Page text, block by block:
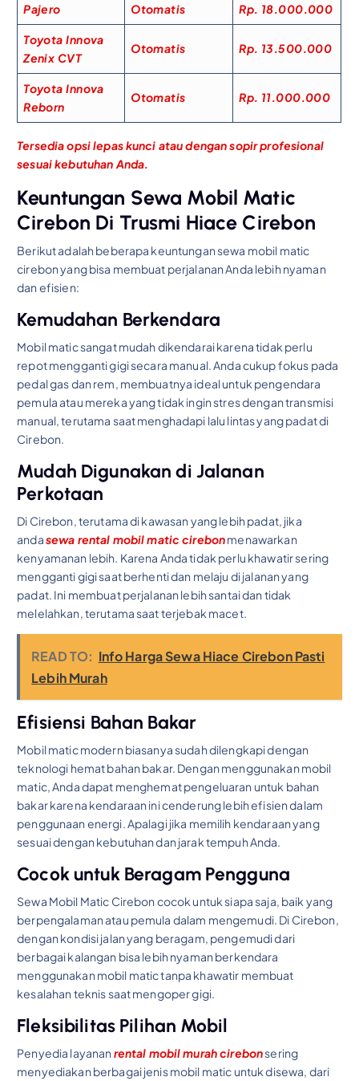
Pajero Otomatis Rp. 18.000.000
Toyota Innova
Zenix CVT
Otomatis Rp. 13.500.000
Toyota Innova
Reborn
Otomatis Rp. 11.000.000
Tersedia opsi lepas kunci atau dengan sopir profesional
sesuai kebutuhan Anda.
Keuntungan Sewa Mobil Matic
Cirebon Di Trusmi Hiace Cirebon
Berikut adalah beberapa keuntungan sewa mobil matic
cirebon yang bisa membuat perjalanan Anda lebih nyaman
dan efisien:
Kemudahan Berkendara
Mobil matic sangat mudah dikendarai karena tidak perlu
repot mengganti gigi secara manual. Anda cukup fokus pada
pedal gas dan rem, membuatnya ideal untuk pengendara
pemula atau mereka yang tidak ingin stres dengan transmisi
manual, terutama saat menghadapi lalu lintas yang padat di
Cirebon.
Mudah Digunakan di Jalanan
Perkotaan
Di Cirebon, terutama di kawasan yang lebih padat, jika
andasewa rental mobil matic cirebonmenawarkan
kenyamanan lebih. Karena Anda tidak perlu khawatir sering
mengganti gigi saat berhenti dan melaju di jalanan yang
padat. Ini membuat perjalanan lebih santai dan tidak
melelahkan, terutama saat terjebak macet.
READ TO: Info Harga Sewa Hiace Cirebon Pasti
Lebih Murah
Efisiensi Bahan Bakar
Mobil matic modern biasanya sudah dilengkapi dengan
teknologi hemat bahan bakar. Dengan menggunakan mobil
matic, Anda dapat menghemat pengeluaran untuk bahan
bakar karena kendaraan ini cenderung lebih efisien dalam
penggunaan energi. Apalagi jika memilih kendaraan yang
sesuai dengan kebutuhan dan jarak tempuh Anda.
Cocok untuk Beragam Pengguna
Sewa Mobil Matic Cirebon cocok untuk siapa saja, baik yang
berpengalaman atau pemula dalam mengemudi. Di Cirebon,
dengan kondisi jalan yang beragam, pengemudi dari
berbagai kalangan bisa lebih nyaman berkendara
menggunakan mobil matic tanpa khawatir membuat
kesalahan teknis saat mengoper gigi.
Fleksibilitas Pilihan Mobil
Penyedia layananrental mobil murah cirebonsering
menyediakan berbagai jenis mobil matic untuk disewa, dari